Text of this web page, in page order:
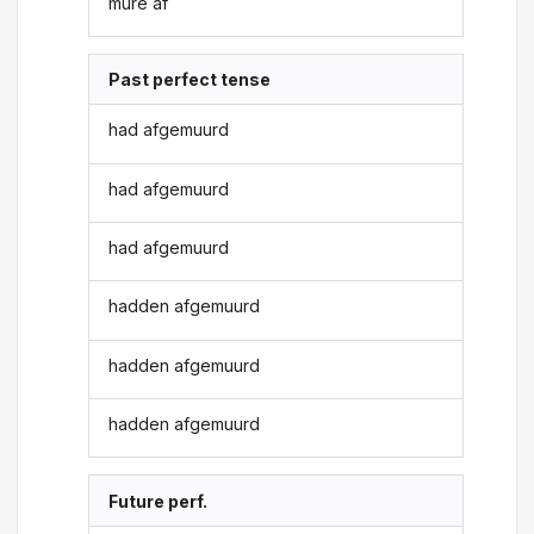
Past perfect tense
had afgemuurd
had afgemuurd
had afgemuurd
hadden afgemuurd
hadden afgemuurd
hadden afgemuurd
Future perf.